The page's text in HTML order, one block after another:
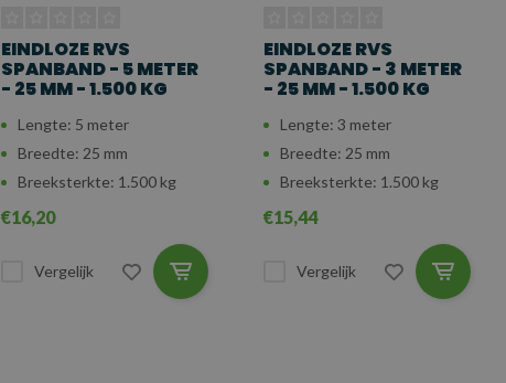
EINDLOZE RVS
SPANBAND - 5 METER
- 25 MM - 1.500 KG
Lengte: 5 meter
Breedte: 25 mm
Breeksterkte: 1.500 kg
€16,20
Vergelijk
EINDLOZE RVS
SPANBAND - 3 METER
- 25 MM - 1.500 KG
Lengte: 3 meter
Breedte: 25 mm
Breeksterkte: 1.500 kg
€15,44
Vergelijk